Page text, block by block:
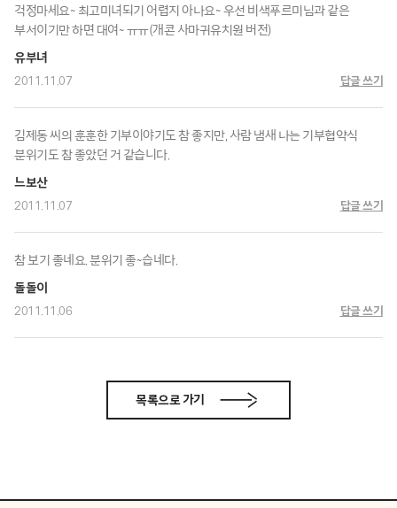
걱정마세요~ 최고미녀되기 어렵지 아나요~ 우선 비색푸르미님과 같은
부서이기만 하면 대여~ ㅠㅠ(개콘 사마귀유치원 버전)
유부녀
2011.11.07 답글 쓰기
김제동 씨의 훈훈한 기부이야기도 참 좋지만, 사람 냄새 나는 기부협약식
분위기도 참 좋았던 거 같습니다.
느보산
2011.11.07 답글 쓰기
참 보기 좋네요. 분위기 좋~습네다.
돌돌이
2011.11.06 답글 쓰기
목록으로 가기